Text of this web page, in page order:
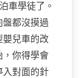
車學徒了。
都沒摸過
嬰兒車的改
，你得學會
入對面的針